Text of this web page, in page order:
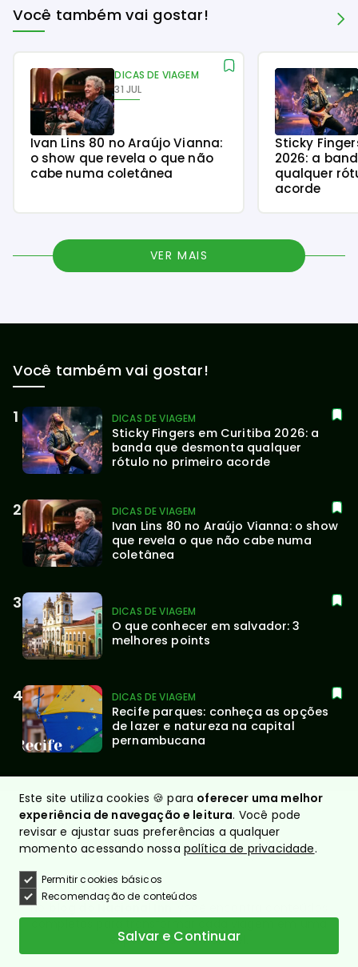
Você também vai gostar!
DICAS DE VIAGEM
31 JUL
Ivan Lins 80 no Araújo Vianna:
o show que revela o que não
cabe numa coletânea
Sticky
2026: a
qualquer
acorde
VER MAIS
Você também vai gostar!
DICAS DE VIAGEM
Sticky Fingers em Curitiba 2026: a
banda que desmonta qualquer
rótulo no primeiro acorde
DICAS DE VIAGEM
Ivan Lins 80 no Araújo Vianna: o show
que revela o que não cabe numa
coletânea
DICAS DE VIAGEM
O que conhecer em salvador: 3
melhores points
DICAS DE VIAGEM
Recife parques: conheça as opções
de lazer e natureza na capital
pernambucana
No
experiência memorável.
Este site utiliza cookies 🍪 para oferecer uma melhor
experiência de navegação e leitura. Você pode
revisar e ajustar suas preferências a qualquer
momento acessando nossa política de privacidade.
Permitir cookies básicos
Recomendação de conteúdos
Salvar e Continuar